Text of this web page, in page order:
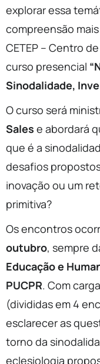
explorar essa
compreensão
CETEP – Centro
curso presencial
Sinodalidade,
O curso será
Sales e abordará
que é a
desafios
inovação ou um
primitiva?
Os encontros
outubro, sempre
Educação e
PUCPR. Com
(divididas em 4
esclarecer as
torno da
eclesiologia